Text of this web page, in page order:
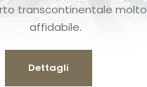
transcontinentale molto
affidabile.
Dettagli